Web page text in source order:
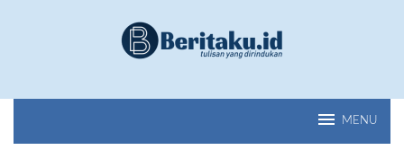
MENU